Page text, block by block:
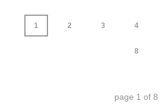
1 2 3 4
8
page 1 of 8